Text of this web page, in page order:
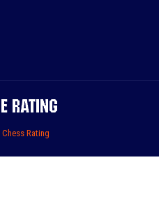
Сhess Rating